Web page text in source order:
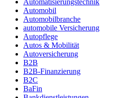
Automatisierungstechnik
Automobil
Automobilbranche
automobile Versicherung
Autopflege
Autos & Mobilität
Autoversicherung
B2B
B2B-Finanzierung
B2C
BaFin